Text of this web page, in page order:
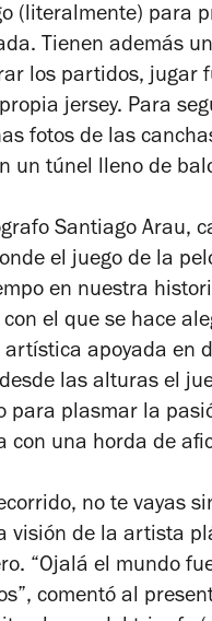
(literalmente) para
Tienen además
los partidos, jugar
jersey. Para
fotos de las
un túnel lleno de
Santiago Arau,
el juego de la
en nuestra
el que se hace
artística apoyada en
las alturas el
para plasmar la
con una horda de
no te vayas
visión de la artista
“Ojalá el mundo
comentó al